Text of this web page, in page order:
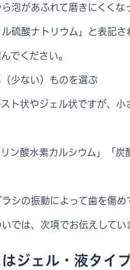
泡があふれて磨きにくくな
硫酸ナトリウム」と表記さ
でください。
少ない）ものを選ぶ
ト状やジェル状ですが、
リン酸水素カルシウム」「
シの振動によって歯を傷
では、次項でお伝えしてい
ジェル・液タイ